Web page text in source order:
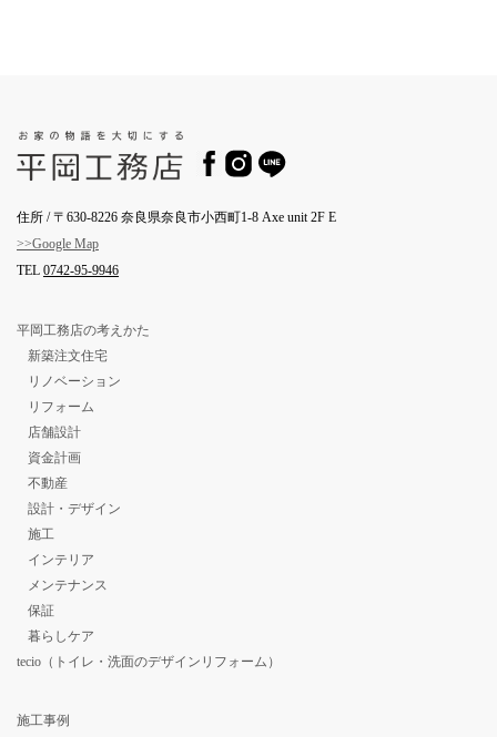
住所 / 〒630-8226 奈良県奈良市小西町1-8 Axe unit 2F E
>>Google Map
TEL 0742-95-9946
平岡工務店の考えかた
新築注文住宅
リノベーション
リフォーム
店舗設計
資金計画
不動産
設計・デザイン
施工
インテリア
メンテナンス
保証
暮らしケア
tecio（トイレ・洗面のデザインリフォーム）
施工事例